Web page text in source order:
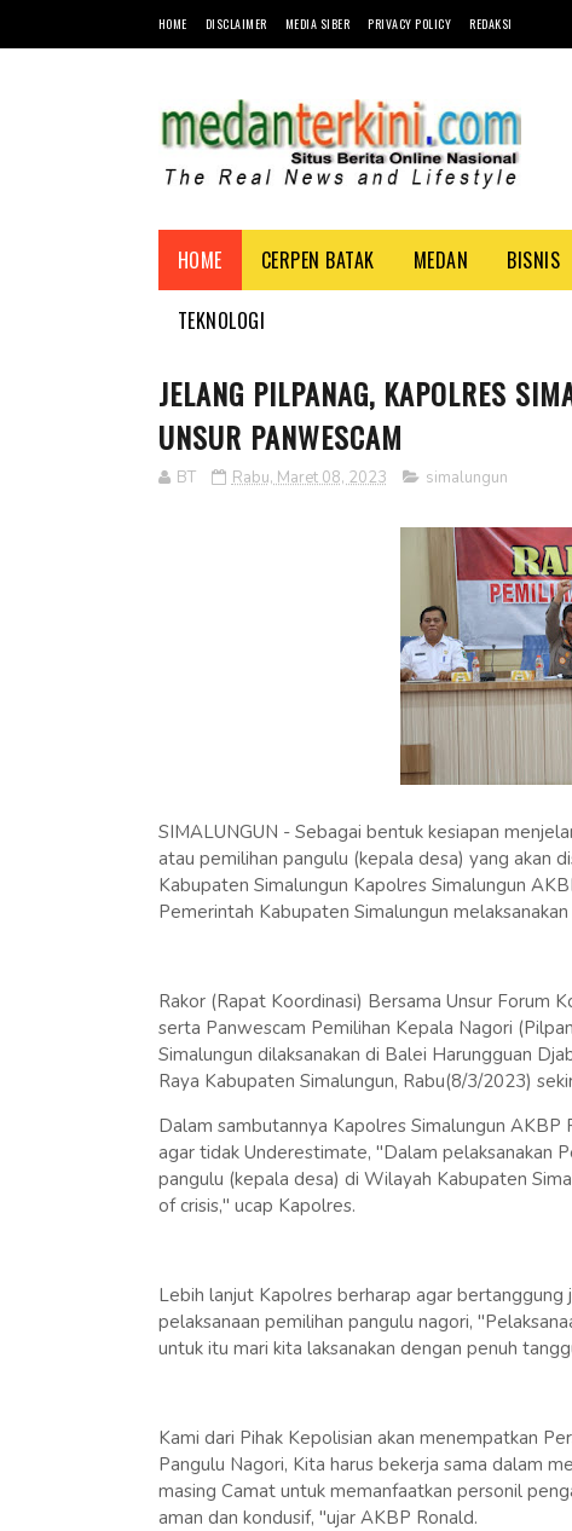
HOME DISCLAIMER MEDIA SIBER PRIVACY POLICY REDAKSI
HOME CERPEN BATAK MEDAN BISNIS
TEKNOLOGI
JELANG PILPANAG, KAPOLRES
UNSUR PANWESCAM
BT Rabu, Maret 08, 2023 simalungun
SIMALUNGUN - Sebagai bentuk kesiapan
atau pemilihan pangulu (kepala desa) yang akan
Kabupaten Simalungun Kapolres Simalungun
Pemerintah Kabupaten Simalungun
Rakor (Rapat Koordinasi) Bersama Unsur Forum
serta Panwescam Pemilihan Kepala Nagori
Simalungun dilaksanakan di Balei Harungguan
Raya Kabupaten Simalungun, Rabu(8/3/2023)
Dalam sambutannya Kapolres Simalungun AKBP
agar tidak Underestimate, "Dalam pelaksanakan
pangulu (kepala desa) di Wilayah Kabupaten
of crisis," ucap Kapolres.
Lebih lanjut Kapolres berharap agar
pelaksanaan pemilihan pangulu nagori,
untuk itu mari kita laksanakan dengan penuh
Kami dari Pihak Kepolisian akan menempatkan
Pangulu Nagori, Kita harus bekerja sama dalam
masing Camat untuk memanfaatkan personil
aman dan kondusif, "ujar AKBP Ronald.